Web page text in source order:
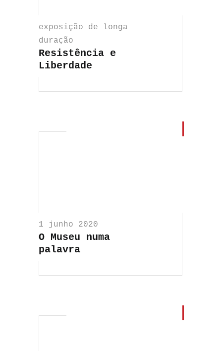
exposição de longa
duração
Resistência e
Liberdade
1 junho 2020
O Museu numa
palavra